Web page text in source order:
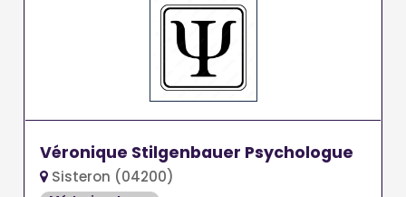
Véronique Stilgenbauer Psychologue
Sisteron (04200)